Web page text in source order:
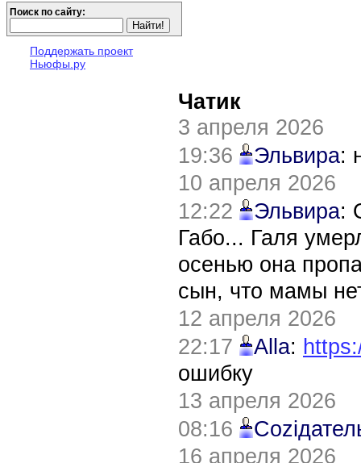
Поиск по сайту:
Поддержать проект
Ньюфы.ру
Чатик
3 апреля 2026
19:36
Эльвира:
10 апреля 2026
12:22
Эльвира:
Габо... Галя
осенью она
сын, что мамы
12 апреля 2026
22:17
Alla:
ошибку
13 апреля 2026
08:16
16 апреля 2026